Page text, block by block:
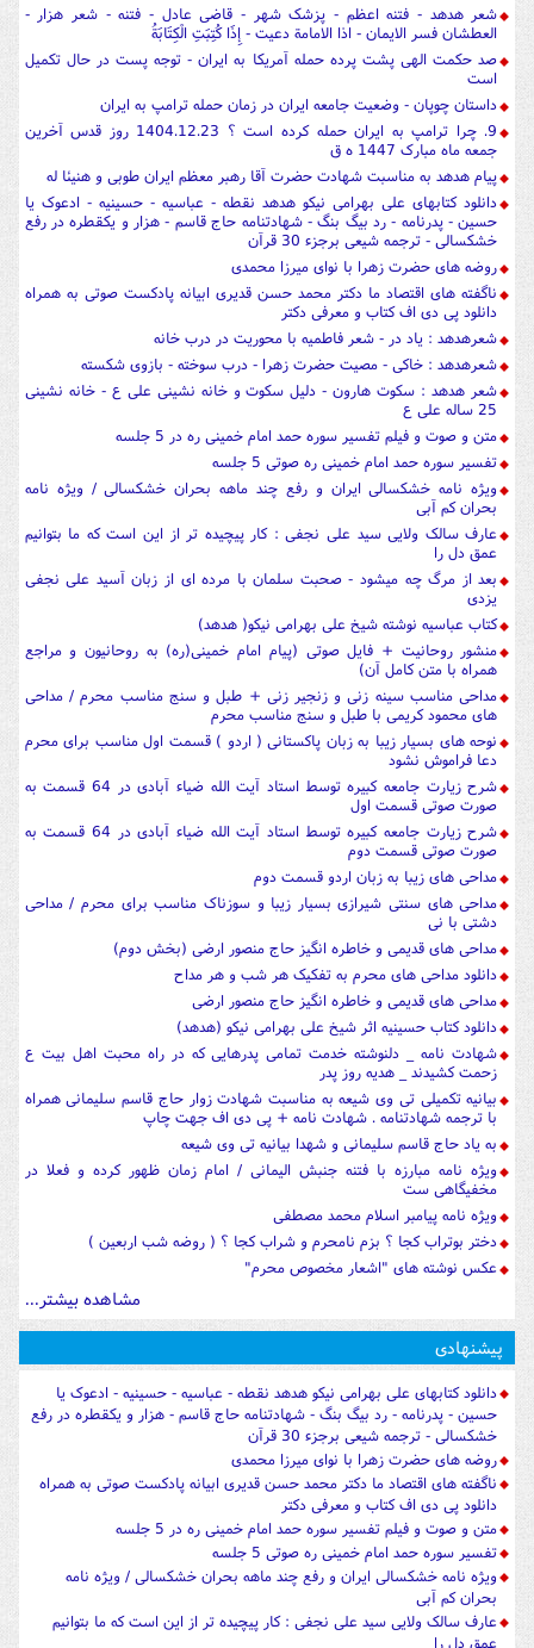
شعر هدهد - فتنه اعظم - پزشک شهر - قاضی عادل - فتنه - شعر هزار -
العطشان فسر الایمان - اذا الامامة دعیت - إِذَا كُتِبَتِ الْكِتَابَةُ
صد حکمت الهی پشت پرده حمله آمریکا به ایران - توجه پست در حال تکمیل
است
داستان چوپان - وضعیت جامعه ایران در زمان حمله ترامپ به ایران
9. چرا ترامپ به ایران حمله کرده است ؟ 1404.12.23 روز قدس آخرین
جمعه ماه مبارک 1447 ه ق
پیام هدهد به مناسبت شهادت حضرت آقا رهبر معظم ایران طوبی و هنیئا له
دانلود کتابهای علی بهرامی نیکو هدهد نقطه - عباسیه - حسینیه - ادعوک یا
حسین - پدرنامه - رد بیگ بنگ - شهادتنامه حاج قاسم - هزار و یکقطره در رفع
خشکسالی - ترجمه شیعی برجزء 30 قرآن
روضه های حضرت زهرا با نوای میرزا محمدی
ناگفته های اقتصاد ما دکتر محمد حسن قدیری ابیانه پادکست صوتی به همراه
دانلود پی دی اف کتاب و معرفی دکتر
شعرهدهد : یاد در - شعر فاطمیه با محوریت در درب خانه
شعرهدهد : خاکی - مصیت حضرت زهرا - درب سوخته - بازوی شکسته
شعر هدهد : سکوت هارون - دلیل سکوت و خانه نشینی علی ع - خانه نشینی
25 ساله علی ع
متن و صوت و فیلم تفسیر سوره حمد امام خمینی ره در 5 جلسه
تفسیر سوره حمد امام خمینی ره صوتی 5 جلسه
ویژه نامه خشکسالی ایران و رفع چند ماهه بحران خشکسالی / ویژه نامه
بحران کم آبی
عارف سالک ولایی سید علی نجفی : کار پیچیده تر از این است که ما بتوانیم
عمق دل را
بعد از مرگ چه میشود - صحبت سلمان با مرده ای از زبان آسید علی نجفی
یزدی
کتاب عباسیه نوشته شیخ علی بهرامی نیکو( هدهد)
منشور روحانیت + فایل صوتی (پیام امام خمینی(ره) به روحانیون و مراجع
همراه با متن کامل آن)
مداحی مناسب سینه زنی و زنجیر زنی + طبل و سنج مناسب محرم / مداحی
های محمود کریمی با طبل و سنج مناسب محرم
نوحه های بسیار زیبا به زبان پاکستانی ( اردو ) قسمت اول مناسب برای محرم
دعا فراموش نشود
شرح زیارت جامعه کبیره توسط استاد آیت الله ضیاء آبادی در 64 قسمت به
صورت صوتی قسمت اول
شرح زیارت جامعه کبیره توسط استاد آیت الله ضیاء آبادی در 64 قسمت به
صورت صوتی قسمت دوم
مداحی های زیبا به زبان اردو قسمت دوم
مداحی های سنتی شیرازی بسیار زیبا و سوزناک مناسب برای محرم / مداحی
دشتی با نی
مداحی های قدیمی و خاطره انگیز حاج منصور ارضی (بخش دوم)
دانلود مداحی های محرم به تفکیک هر شب و هر مداح
مداحی های قدیمی و خاطره انگیز حاج منصور ارضی
دانلود کتاب حسینیه اثر شیخ علی بهرامی نیکو (هدهد)
شهادت نامه _ دلنوشته خدمت تمامی پدرهایی که در راه محبت اهل بیت ع
زحمت کشیدند _ هدیه روز پدر
بیانیه تکمیلی تی وی شیعه به مناسبت شهادت زوار حاج قاسم سلیمانی همراه
با ترجمه شهادتنامه . شهادت نامه + پی دی اف جهت چاپ
به یاد حاج قاسم سلیمانی و شهدا بیانیه تی وی شیعه
ویژه نامه مبارزه با فتنه جنبش الیمانی / امام زمان ظهور کرده و فعلا در
مخفیگاهی ست
ویژه نامه پیامبر اسلام محمد مصطفی
دختر بوتراب کجا ؟ بزم نامحرم و شراب کجا ؟ ( روضه شب اربعین )
عکس نوشته های "اشعار مخصوص محرم"
مشاهده بیشتر...
پیشنهادی
دانلود کتابهای علی بهرامی نیکو هدهد نقطه - عباسیه - حسینیه - ادعوک یا
حسین - پدرنامه - رد بیگ بنگ - شهادتنامه حاج قاسم - هزار و یکقطره در رفع
خشکسالی - ترجمه شیعی برجزء 30 قرآن
روضه های حضرت زهرا با نوای میرزا محمدی
ناگفته های اقتصاد ما دکتر محمد حسن قدیری ابیانه پادکست صوتی به همراه
دانلود پی دی اف کتاب و معرفی دکتر
متن و صوت و فیلم تفسیر سوره حمد امام خمینی ره در 5 جلسه
تفسیر سوره حمد امام خمینی ره صوتی 5 جلسه
ویژه نامه خشکسالی ایران و رفع چند ماهه بحران خشکسالی / ویژه نامه
بحران کم آبی
عارف سالک ولایی سید علی نجفی : کار پیچیده تر از این است که ما بتوانیم
عمق دل را